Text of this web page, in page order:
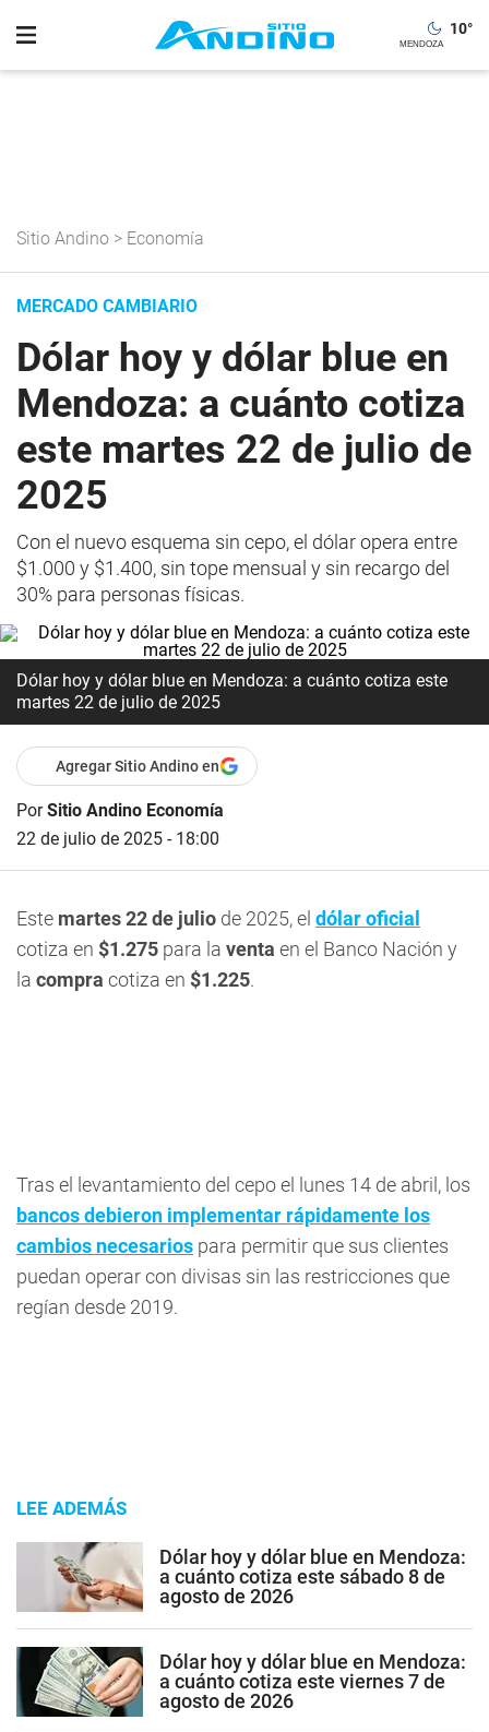
10°
Sitio Andino > Economía
MERCADO CAMBIARIO
Dólar hoy y dólar blue en
Mendoza: a cuánto cotiza
este martes 22 de julio de
2025
Con el nuevo esquema sin cepo, el dólar opera entre
$1.000 y $1.400, sin tope mensual y sin recargo del
30% para personas físicas.
Dólar hoy y dólar blue en Mendoza: a cuánto cotiza este
martes 22 de julio de 2025
Agregar Sitio Andino en
PorSitio Andino Economía
22 de julio de 2025 - 18:00
Este martes 22 de julio de 2025, el dólar oficial
cotiza en $1.275 para la venta en el Banco Nación y
la compra cotiza en $1.225.
Tras el levantamiento del cepo el lunes 14 de abril, los
bancos debieron implementar rápidamente los
cambios necesarios para permitir que sus clientes
puedan operar con divisas sin las restricciones que
regían desde 2019.
LEE ADEMÁS
Dólar hoy y dólar blue en Mendoza:
a cuánto cotiza este sábado 8 de
agosto de 2026
Dólar hoy y dólar blue en Mendoza:
a cuánto cotiza este viernes 7 de
agosto de 2026